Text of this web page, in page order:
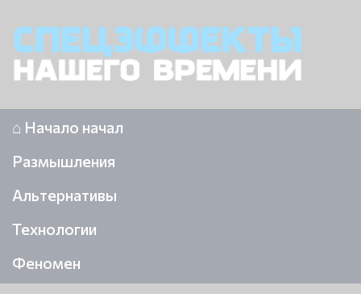
⌂ Начало начал
Размышления
Альтернативы
Технологии
Феномен